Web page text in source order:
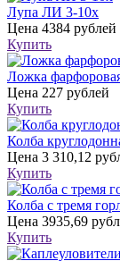
Лупа ЛИ 3-10х
Цена 4384 рублей
Купить
Ложка
Цена 227 рублей
Купить
Колба
Цена 3 310,12
Купить
Колба с тремя
Цена 3935,69
Купить